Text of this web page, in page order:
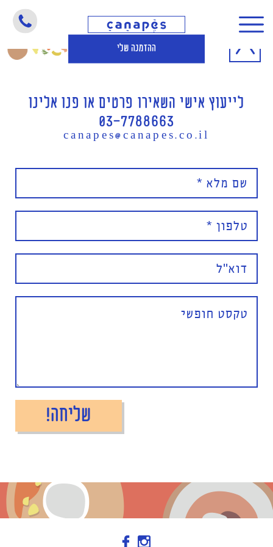
ההזמנה שלי
לייעוץ אישי השאירו פרטים או פנו אלינו
03-7788663
canapes@canapes.co.il